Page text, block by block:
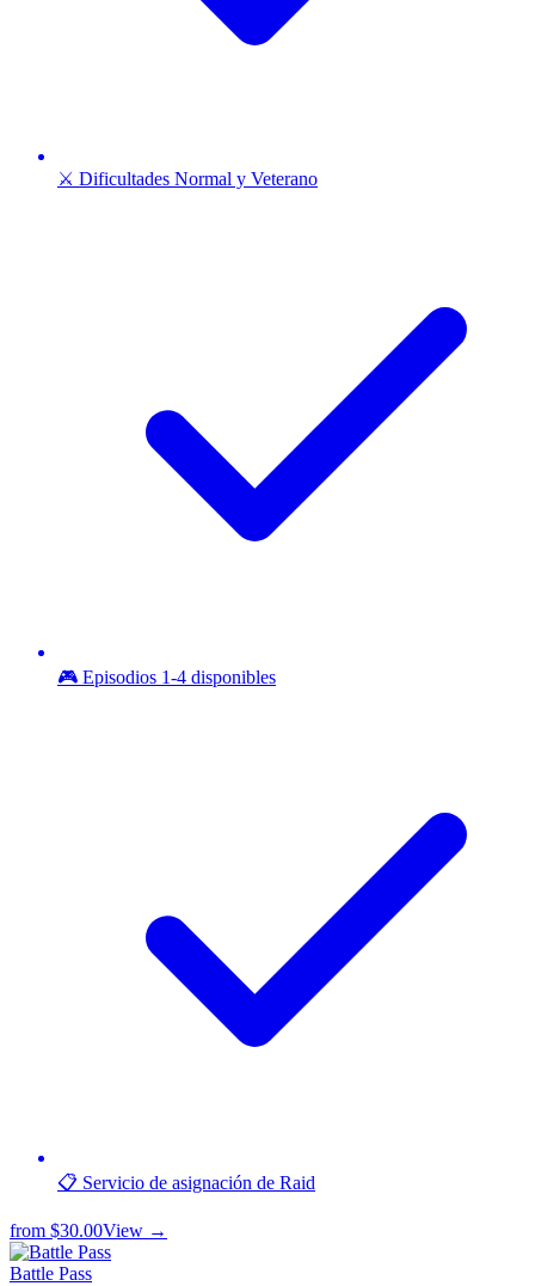
⚔️ Dificultades Normal y Veterano
🎮 Episodios 1-4 disponibles
📋 Servicio de asignación de Raid
from $30.00View →
Battle Pass